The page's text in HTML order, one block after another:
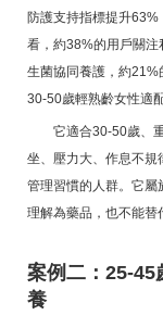
防護支持指標提升
看，約38%的用戶關
生菌協同養護，約
30-50歲輕熟齡女性適配
它適合30-50歲、
坐、壓力大、作息不規
管理習慣的人群。它屬
理解為藥品，也不能替
案例二：25-45
養